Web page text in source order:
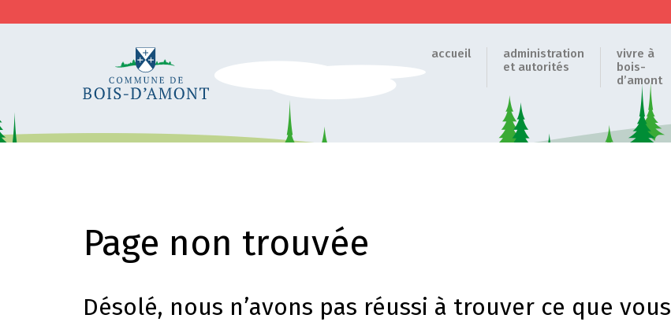
accueil
administration
et autorités
vivre à
bois-
d’amont
Page non trouvée
Désolé, nous n’avons pas réussi à trouver ce que vous